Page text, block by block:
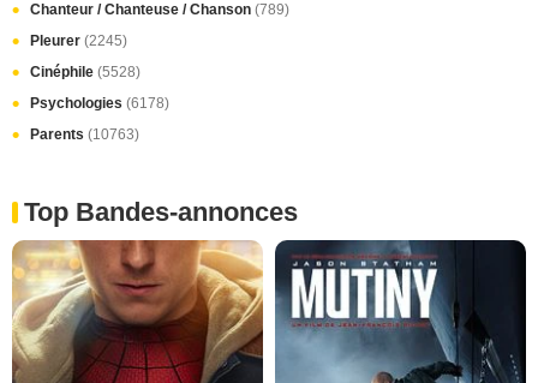
Chanteur / Chanteuse / Chanson (789)
Pleurer (2245)
Cinéphile (5528)
Psychologies (6178)
Parents (10763)
Top Bandes-annonces